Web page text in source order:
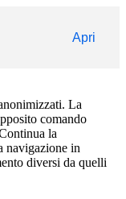
Apri
La
comando
la
navigazione in
diversi da quelli